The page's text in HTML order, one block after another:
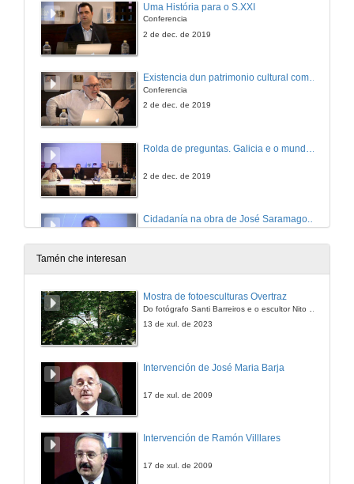
Uma História para o S.XXI
Conferencia
2 de dec. de 2019
Existencia dun patrimonio cultural común entre Galicia e Portugal
Conferencia
2 de dec. de 2019
2 de dec. de 2019
Cidadanía na obra de José Saramago. Unha reflexión a partir dos valores presentes no Ensaio sobre a Cegueira
3 de dec. de 2019
Conferencia
A balsa de pedra: Portugal como destino
Conferencia
Tamén che interesan
Mostra de fotoesculturas Overtraz
13 de xul. de 2023
Intervención de José Maria Barja
17 de xul. de 2009
Intervención de Ramón Villlares
17 de xul. de 2009